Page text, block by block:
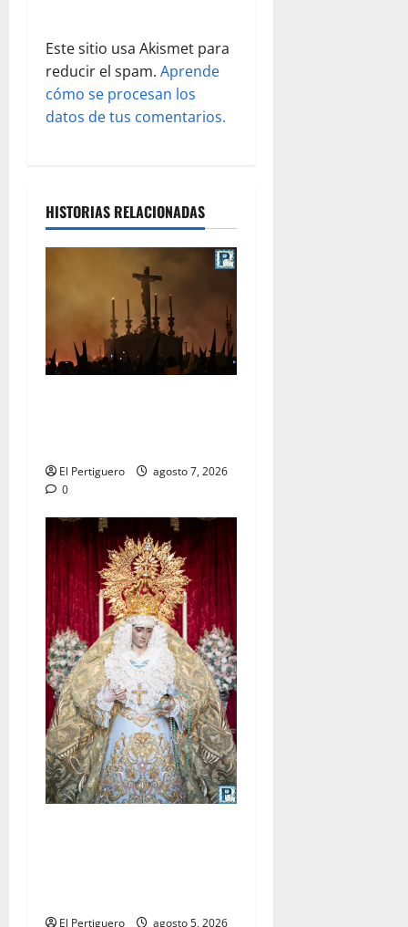
d
a
s
Este sitio usa Akismet para
reducir el spam. Aprende
cómo se procesan los
datos de tus comentarios.
HISTORIAS RELACIONADAS
El Pertiguero
agosto 7, 2026
0
El Pertiguero agosto 5, 2026